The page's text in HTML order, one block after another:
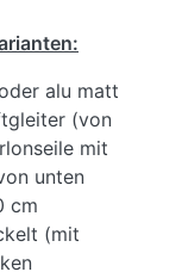
alu matt
(von
mit
unten
cm
(mit